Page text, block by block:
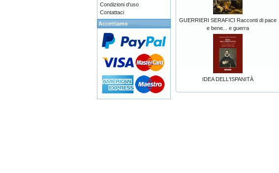
GUERRIERI SERAFICI Racconti di pace
e bene... e guerra
IDEA DELL'ISPANITÀ
Condizioni d'uso
Contattaci
Accettiamo